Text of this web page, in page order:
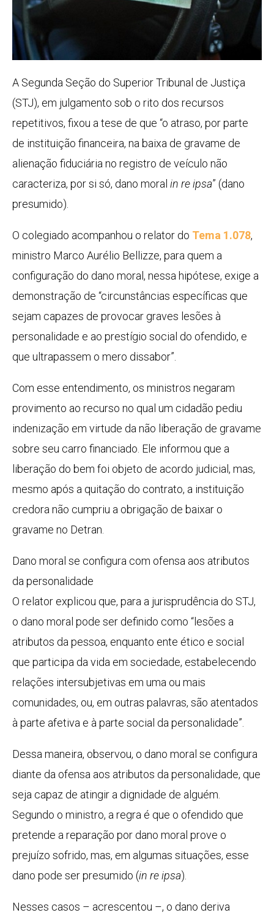
​A Segunda Seção do Superior Tribunal de Justiça
(STJ), em julgamento sob o rito dos recursos
repetitivos, fixou a tese de que “o atraso, por parte
de instituição financeira, na baixa de gravame de
alienação fiduciária no registro de veículo não
caracteriza, por si só, dano moral in re ipsa” (dano
presumido).
O colegiado acompanhou o relator do Tema 1.078,
ministro Marco Aurélio Bellizze, para quem a
configuração do dano moral, nessa hipótese, exige a
demonstração de “circunstâncias específicas que
sejam capazes de provocar graves lesões à
personalidade e ao prestígio social do ofendido, e
que ultrapassem o mero dissabor”.
Com esse entendimento, os ministros negaram
provimento ao recurso no qual um cidadão pediu
indenização em virtude da não liberação de gravame
sobre seu carro financiado. Ele informou que a
liberação do bem foi objeto de acordo judicial, mas,
mesmo após a quitação do contrato, a instituição
credora não cumpriu a obrigação de baixar o
gravame no Detran.
Dano moral se configura com ofensa aos atributos
da personalidade
O relator explicou que, para a jurisprudência do STJ,
o dano moral pode ser definido como “lesões a
atributos da pessoa, enquanto ente ético e social
que participa da vida em sociedade, estabelecendo
relações intersubjetivas em uma ou mais
comunidades, ou, em outras palavras, são atentados
à parte afetiva e à parte social da personalidade”.
Dessa maneira, observou, o dano moral se configura
diante da ofensa aos atributos da personalidade, que
seja capaz de atingir a dignidade de alguém.
Segundo o ministro, a regra é que o ofendido que
pretende a reparação por dano moral prove o
prejuízo sofrido, mas, em algumas situações, esse
dano pode ser presumido (in re ipsa).
Nesses casos – acrescentou –, o dano deriva